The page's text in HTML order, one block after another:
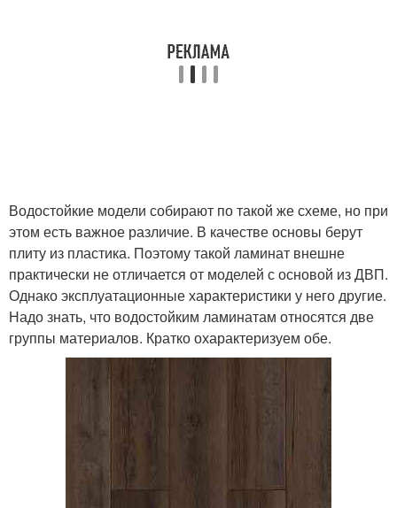
Водостойкие модели собирают по такой же схеме, но при
этом есть важное различие. В качестве основы берут
плиту из пластика. Поэтому такой ламинат внешне
практически не отличается от моделей с основой из ДВП.
Однако эксплуатационные характеристики у него другие.
Надо знать, что водостойким ламинатам относятся две
группы материалов. Кратко охарактеризуем обе.